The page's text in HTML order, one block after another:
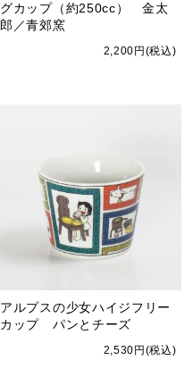
グカップ（約250cc） 金太
郎／青郊窯
2,200円(税込)
アルプスの少女ハイジフリー
カップ パンとチーズ
2,530円(税込)